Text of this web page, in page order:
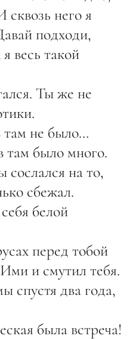
него я
подходи,
весь такой
Ты же не
там не было…
там было много.
на то,
сбежал.
белой
перед тобой
и смутил тебя.
спустя два года,
была встреча!